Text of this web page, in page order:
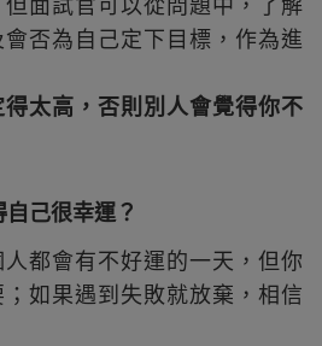
否為自己定下目標，作為進
太高，否則別人會覺得你不
己很幸運？
都會有不好運的一天，但你
如果遇到失敗就放棄，相信